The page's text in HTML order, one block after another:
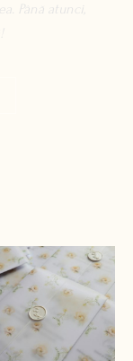
Până atunci,